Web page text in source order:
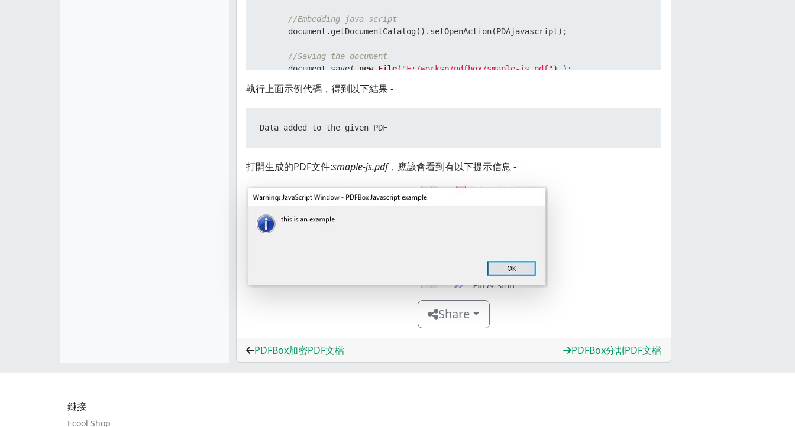
//Embedding java script
      document.getDocumentCatalog().setOpenAction(PDAjavascript);
//Saving the document
      document.save(
new File( "F:/worksp/pdfbox/smaple-js.pdf") );
執行上面示例代碼，得到以下結果 -
Data added to the given PDF
打開生成的PDF文件:smaple-js.pdf，應該會看到有以下提示信息 -
Share
PDFBox加密PDF文檔 PDFBox分割PDF文檔
鏈接
Ecool Shop